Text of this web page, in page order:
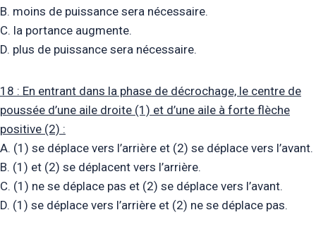
B. moins de puissance sera nécessaire.
C. la portance augmente.
D. plus de puissance sera nécessaire.
18 : En entrant dans la phase de décrochage, le centre de
poussée d’une aile droite (1) et d’une aile à forte flèche
positive (2) :
A. (1) se déplace vers l’arrière et (2) se déplace vers l’avant.
B. (1) et (2) se déplacent vers l’arrière.
C. (1) ne se déplace pas et (2) se déplace vers l’avant.
D. (1) se déplace vers l’arrière et (2) ne se déplace pas.